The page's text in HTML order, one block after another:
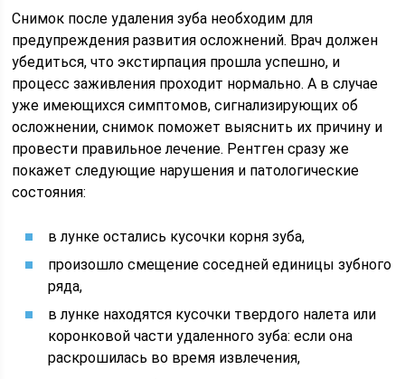
Снимок после удаления зуба необходим для
предупреждения развития осложнений. Врач должен
убедиться, что экстирпация прошла успешно, и
процесс заживления проходит нормально. А в случае
уже имеющихся симптомов, сигнализирующих об
осложнении, снимок поможет выяснить их причину и
провести правильное лечение. Рентген сразу же
покажет следующие нарушения и патологические
состояния:
в лунке остались кусочки корня зуба,
произошло смещение соседней единицы зубного
ряда,
в лунке находятся кусочки твердого налета или
коронковой части удаленного зуба: если она
раскрошилась во время извлечения,